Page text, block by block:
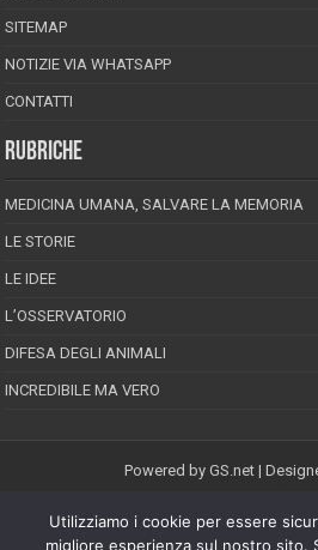
SITEMAP
NOTIZIE VIA WHATSAPP
CONTATTI
RUBRICHE
MEDICINA UMANA, SALVARE LA MEMORIA
LE STORIE
LE IDEE
L’OSSERVATORIO
DIFESA DEGLI ANIMALI
INCREDIBILE MA VERO
Powered by GS.net |
EPINEION EDITRICE S.R.L.
Utilizziamo i cookie per essere
migliore esperienza sul nostro sito.